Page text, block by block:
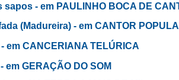
sapos - em PAULINHO BOCA DE
(Madureira) - em CANTOR
- em CANCERIANA TELÚRICA
em GERAÇÃO DO SOM